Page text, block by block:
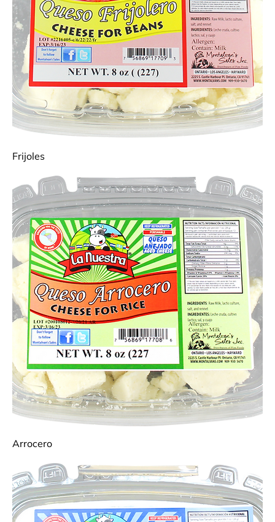
Frijoles
Arrocero